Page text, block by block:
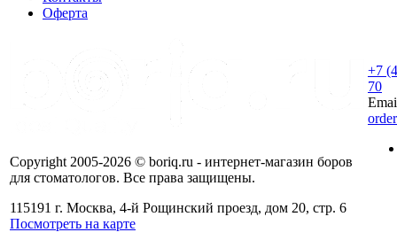
Оферта
Copyright 2005-2026 © boriq.ru - интернет-магазин боров
для стоматологов. Все права защищены.
115191 г. Москва, 4-й Рощинский проезд, дом 20, стр. 6
Посмотреть на карте
+7
70